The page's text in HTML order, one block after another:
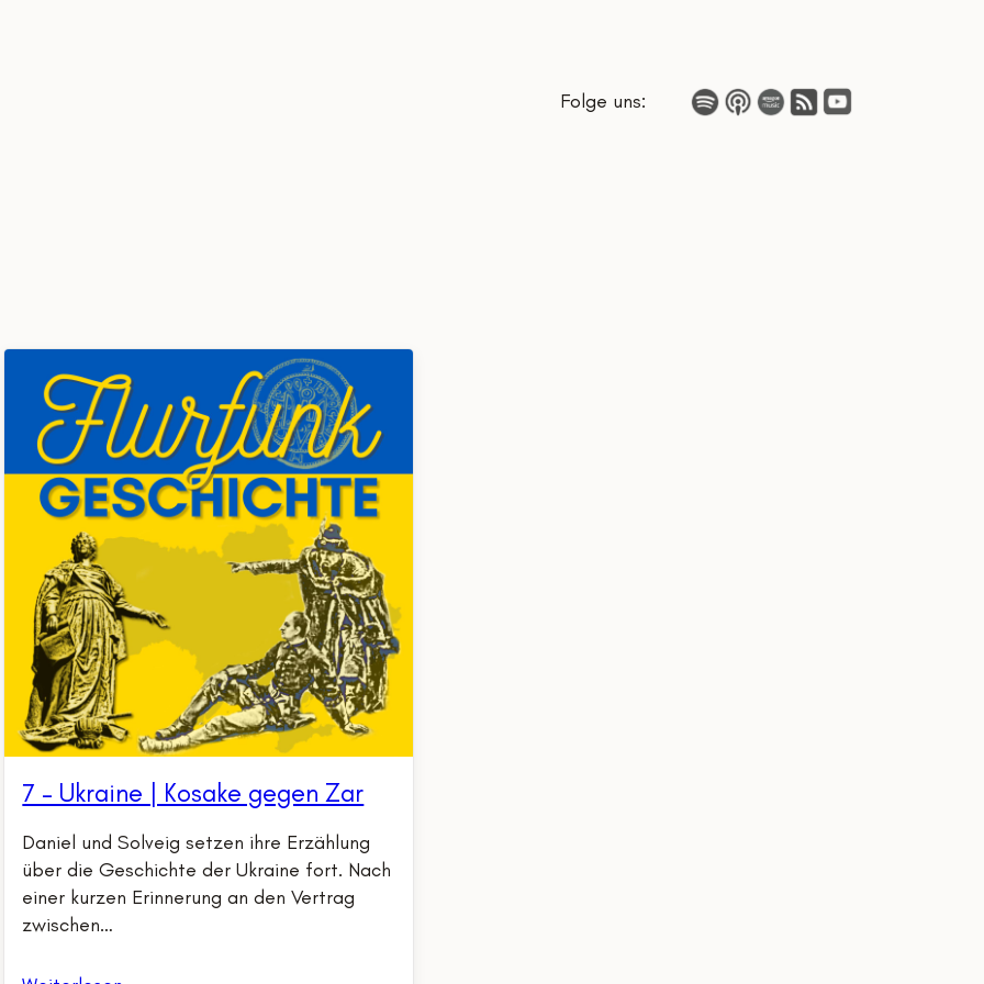
Folge uns:
7 – Ukraine | Kosake gegen Zar
Daniel und Solveig setzen ihre Erzählung
über die Geschichte der Ukraine fort. Nach
einer kurzen Erinnerung an den Vertrag
zwischen…